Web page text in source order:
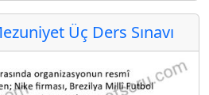
Üç Ders Sınavı